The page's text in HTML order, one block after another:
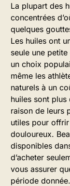
La plupart des
concentrées
quelques
Les huiles ont
seule une
un choix
même les
naturels à un
huiles sont plus
raison de leurs
utiles pour
douloureux.
disponibles
d’acheter
vous assurer
période